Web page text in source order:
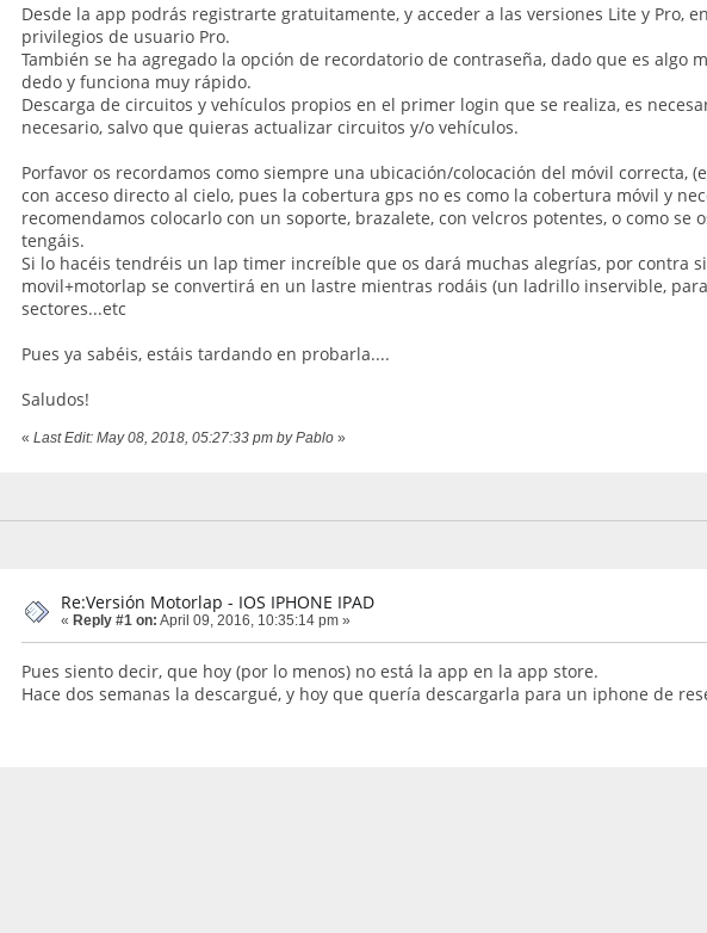
Desde la app podrás registrarte gratuitamente, y acceder a las versiones Lite y
privilegios de usuario Pro.
También se ha agregado la opción de recordatorio de contraseña, dado que es algo
dedo y funciona muy rápido.
Descarga de circuitos y vehículos propios en el primer login que se realiza, es
necesario, salvo que quieras actualizar circuitos y/o vehículos.
Porfavor os recordamos como siempre una ubicación/colocación del móvil correcta,
con acceso directo al cielo, pues la cobertura gps no es como la cobertura móvil y
recomendamos colocarlo con un soporte, brazalete, con velcros potentes, o como
tengáis.
Si lo hacéis tendréis un lap timer increíble que os dará muchas alegrías, por contra
movil+motorlap se convertirá en un lastre mientras rodáis (un ladrillo inservible,
sectores...etc
Pues ya sabéis, estáis tardando en probarla....
Saludos!
« Last Edit: May 08, 2018, 05:27:33 pm by Pablo»
Re:Versión Motorlap - IOS IPHONE IPAD
« Reply #1 on: April 09, 2016, 10:35:14 pm »
Pues siento decir, que hoy (por lo menos) no está la app en la app store.
Hace dos semanas la descargué, y hoy que quería descargarla para un iphone de